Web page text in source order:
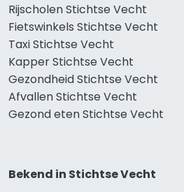
Rijscholen Stichtse Vecht
Fietswinkels Stichtse Vecht
Taxi Stichtse Vecht
Kapper Stichtse Vecht
Gezondheid Stichtse Vecht
Afvallen Stichtse Vecht
Gezond eten Stichtse Vecht
Bekend in Stichtse Vecht